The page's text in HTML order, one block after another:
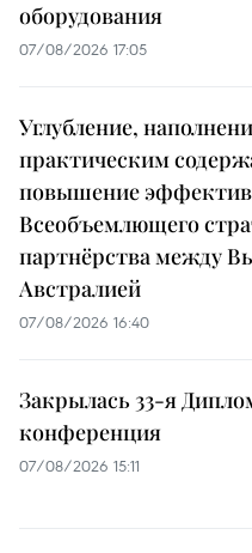
оборудования
07/08/2026 17:05
Углубление,
практическим
повышение
Всеобъемлющего
партнёрства между
Австралией
07/08/2026 16:40
Закрылась 33-я
конференция
07/08/2026 15:11